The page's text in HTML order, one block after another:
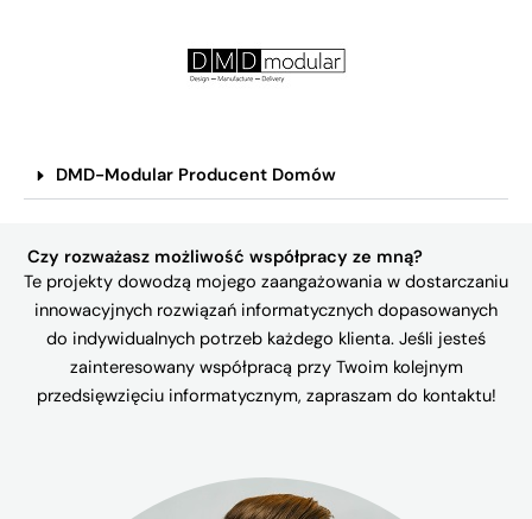
DMD-Modular Producent Domów
Czy rozważasz możliwość współpracy ze mną?
Te projekty dowodzą mojego zaangażowania w dostarczaniu
innowacyjnych rozwiązań informatycznych dopasowanych
do indywidualnych potrzeb każdego klienta. Jeśli jesteś
zainteresowany współpracą przy Twoim kolejnym
przedsięwzięciu informatycznym, zapraszam do kontaktu!